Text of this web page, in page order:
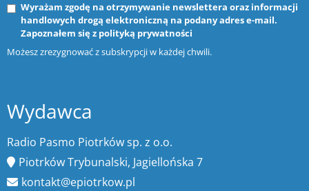
Wyrażam zgodę na otrzymywanie newslettera oraz informacji
handlowych drogą elektroniczną na podany adres e-mail.
Zapoznałem się z polityką prywatności
Możesz zrezygnować z subskrypcji w każdej chwili.
Wydawca
Radio Pasmo Piotrków sp. z o.o.
Piotrków Trybunalski, Jagiellońska 7
kontakt@epiotrkow.pl